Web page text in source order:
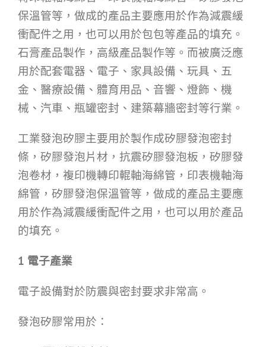
保溫管等，做成的產品主要應用於作為減震緩
衝配件之用，也可以用於包包等產品的填充。
石膏產品製作，高級產品製作等。而被廣泛應
用於配套電器、電子、家具設備、玩具、五
金、醫療設備、體育用品、音響、燈飾、機
械、汽車、瓶罐密封、建築幕牆密封等行業。
工業發泡矽膠主要用於製作成矽膠發泡密封
條，矽膠發泡片材，抗震矽膠發泡板，矽膠發
泡卷材，複印機轉印輥軸海綿管，印表機軸海
綿管，矽膠發泡保溫管等，做成的產品主要應
用於作為減震緩衝配件之用，也可以用於產品
的填充。
1 電子產業
電子設備對於防震與密封要求非常高。
發泡矽膠常用於：